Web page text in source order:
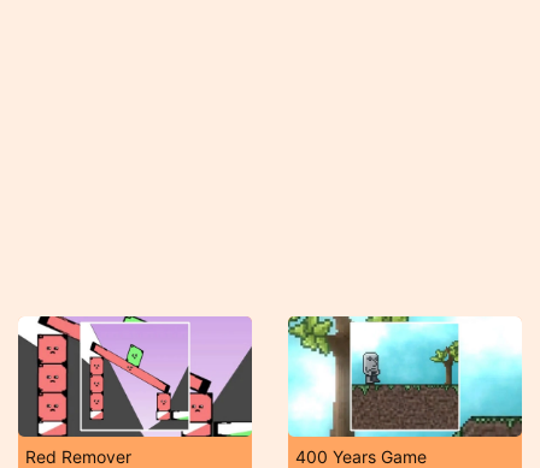
Red Remover 400 Years Game